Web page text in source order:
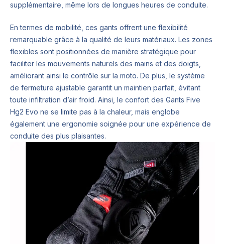
supplémentaire, même lors de longues heures de conduite.
En termes de mobilité, ces gants offrent une flexibilité
remarquable grâce à la qualité de leurs matériaux. Les zones
flexibles sont positionnées de manière stratégique pour
faciliter les mouvements naturels des mains et des doigts,
améliorant ainsi le contrôle sur la moto. De plus, le système
de fermeture ajustable garantit un maintien parfait, évitant
toute infiltration d’air froid. Ainsi, le confort des Gants Five
Hg2 Evo ne se limite pas à la chaleur, mais englobe
également une ergonomie soignée pour une expérience de
conduite des plus plaisantes.